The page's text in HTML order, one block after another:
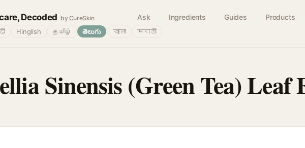
Decoded by CureSkin Ask Ingredients Guides Products
Hinglish தமிழ் తెలుగు বাংলা मराठी
Sinensis (Green Tea) Leaf